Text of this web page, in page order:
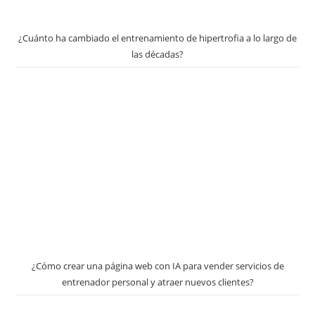
¿Cuánto ha cambiado el entrenamiento de hipertrofia a lo largo de
las décadas?
¿Cómo crear una página web con IA para vender servicios de
entrenador personal y atraer nuevos clientes?